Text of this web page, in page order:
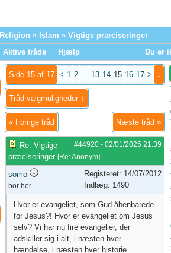
Religion » Islam » Vigtige præciseringer
Aktive tråde Hjælp Du er
Side 15 af 17 < 1 2 ... 13 14 15 16 17 > ↓
Tråd valgmuligheder ↓
« Forrige tråd Næste tråd »
#44920 - 02/01/2025 21:39
Re: Vigtige
præciseringer [Re: Anonym]
somo
bor her
Registeret: 14/07/2012
Indlæg: 1490
Hvor er evangeliet, som Gud åbenbarede
for Jesus?! Hvor er evangeliet om Jesus
selv? Vi har nu fire evangelier, der
adskiller sig i alt, i næsten hver
hændelse, i næsten hver historie..